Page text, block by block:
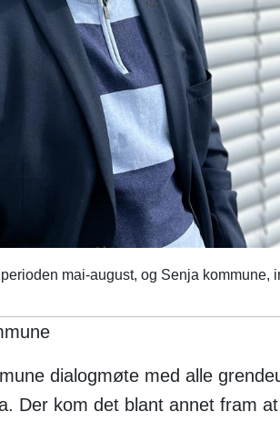
mai-august, og Senja kommune,
dialogmøte med alle
Der kom det blant annet fram